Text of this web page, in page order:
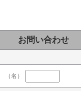
お問い合わせ
（名）